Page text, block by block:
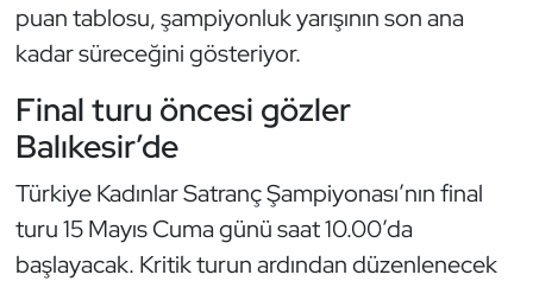
puan tablosu, şampiyonluk yarışının son ana
kadar süreceğini gösteriyor.
Final turu öncesi gözler
Balıkesir’de
Türkiye Kadınlar Satranç Şampiyonası’nın final
turu 15 Mayıs Cuma günü saat 10.00’da
başlayacak. Kritik turun ardından düzenlenecek
Tekvando
Triatlon
Voleybol
Vücut Geliştirme Fitness